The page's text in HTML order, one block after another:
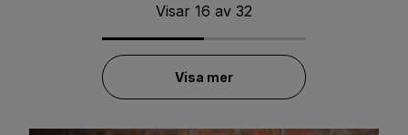
Visar 16 av 32
Visa mer